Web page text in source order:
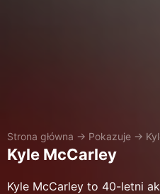
Strona główna → Pokazuje →
Kyle McCarley
Kyle McCarley to 40-letni